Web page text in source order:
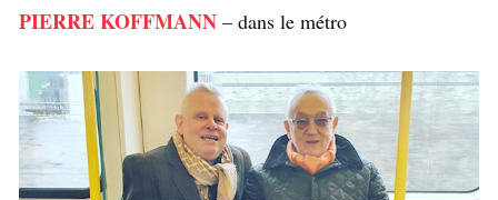
PIERRE KOFFMANN – dans le métro